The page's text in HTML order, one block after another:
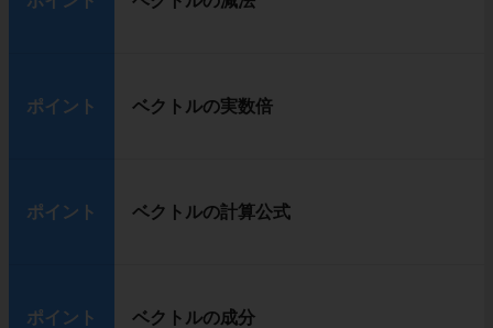
ポイント ベクトルの実数倍
ポイント ベクトルの計算公式
ポイント ベクトルの成分